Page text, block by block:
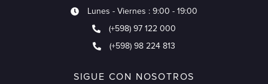
Lunes - Viernes : 9:00 - 19:00
(+598) 97 122 000
(+598) 98 224 813
SIGUE CON NOSOTROS